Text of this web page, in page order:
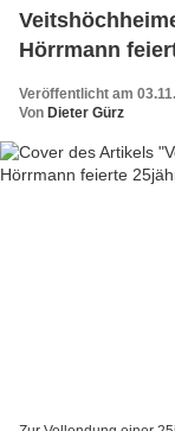
Hörrmann
Veröffentlicht am
Von Dieter Gürz